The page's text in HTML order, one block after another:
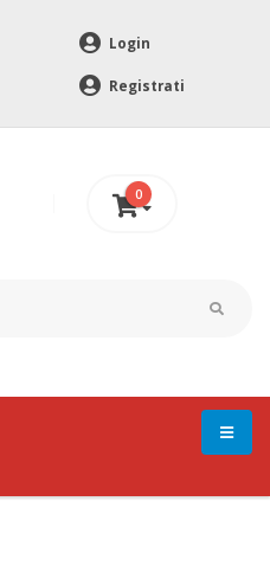
Login
Registrati
0